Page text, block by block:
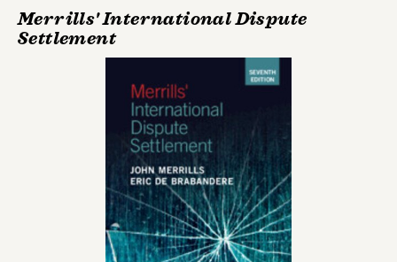
Merrills' International Dispute
Settlement